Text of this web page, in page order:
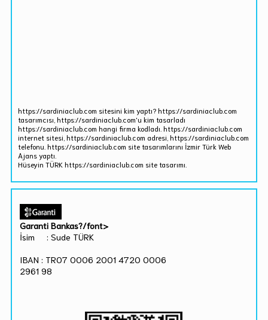
https://sardiniaclub.com sitesini kim yaptı? https://sardiniaclub.com
tasarımcısı, https://sardiniaclub.com'u kim tasarladı
https://sardiniaclub.com hangi firma kodladı. https://sardiniaclub.com
internet sitesi, https://sardiniaclub.com adresi, https://sardiniaclub.com
telefonu. https://sardiniaclub.com site tasarımlarını İzmir Türk Web
Ajans yaptı.
Hüseyin TÜRK https://sardiniaclub.com site tasarımı.
Garanti Bankas?/font>
İsim : Sude TÜRK
IBAN : TR07 0006 2001 4720 0006
2961 98